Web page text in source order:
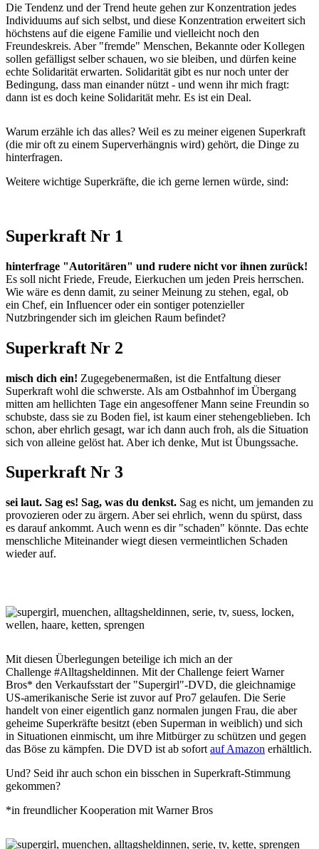
Die Tendenz und der Trend heute gehen zur Konzentration jedes
Individuums auf sich selbst, und diese Konzentration erweitert sich
höchstens auf die eigene Familie und vielleicht noch den
Freundeskreis. Aber "fremde" Menschen, Bekannte oder Kollegen
sollen gefälligst selber schauen, wo sie bleiben, und dürfen keine
echte Solidarität erwarten. Solidarität gibt es nur noch unter der
Bedingung, dass man einander nützt - und wenn ihr mich fragt:
dann ist es doch keine Solidarität mehr. Es ist ein Deal.
Warum erzähle ich das alles? Weil es zu meiner eigenen Superkraft
(die mir oft zu einem Superverhängnis wird) gehört, die Dinge zu
hinterfragen.
Weitere wichtige Superkräfte, die ich gerne lernen würde, sind:
Superkraft Nr 1
hinterfrage "Autoritären" und rudere nicht vor ihnen zurück!
Es soll nicht Friede, Freude, Eierkuchen um jeden Preis herrschen.
Wie wäre es denn damit, zu seiner Meinung zu stehen, egal, ob
ein Chef, ein Influencer oder ein sontiger potenzieller
Nutzbringender sich im gleichen Raum befindet?
Superkraft Nr 2
misch dich ein! Zugegebenermaßen, ist die Entfaltung dieser
Superkraft wohl die schwerste. Als am Ostbahnhof im Übergang
mitten am hellichten Tage ein angesoffener Mann seine Freundin so
schubste, dass sie zu Boden fiel, ist kaum einer stehengeblieben. Ich
schon, aber ehrlich gesagt, war ich dann auch froh, als die Situation
sich von alleine gelöst hat. Aber ich denke, Mut ist Übungssache.
Superkraft Nr 3
sei laut. Sag es! Sag, was du denkst. Sag es nicht, um jemanden zu
provozieren oder zu ärgern. Aber sei ehrlich, wenn du spürst, dass
es darauf ankommt. Auch wenn es dir "schaden" könnte. Das echte
menschliche Miteinander wiegt diesen vermeintlichen Schaden
wieder auf.
Mit diesen Überlegungen beteilige ich mich an der
Challenge #Alltagsheldinnen. Mit der Challenge feiert Warner
Bros* den Verkaufsstart der "Supergirl"-DVD, die gleichnamige
US-amerikanische Serie ist zuvor auf Pro7 gelaufen. Die Serie
handelt von einer eigentlich ganz normalen jungen Frau, die aber
geheime Superkräfte besitzt (eben Superman in weiblich) und sich
in Situationen einmischt, um ihre Mitbürger zu schützen und gegen
das Böse zu kämpfen. Die DVD ist ab sofort auf Amazon erhältlich.
Und? Seid ihr auch schon ein bisschen in Superkraft-Stimmung
gekommen?
*in freundlicher Kooperation mit Warner Bros